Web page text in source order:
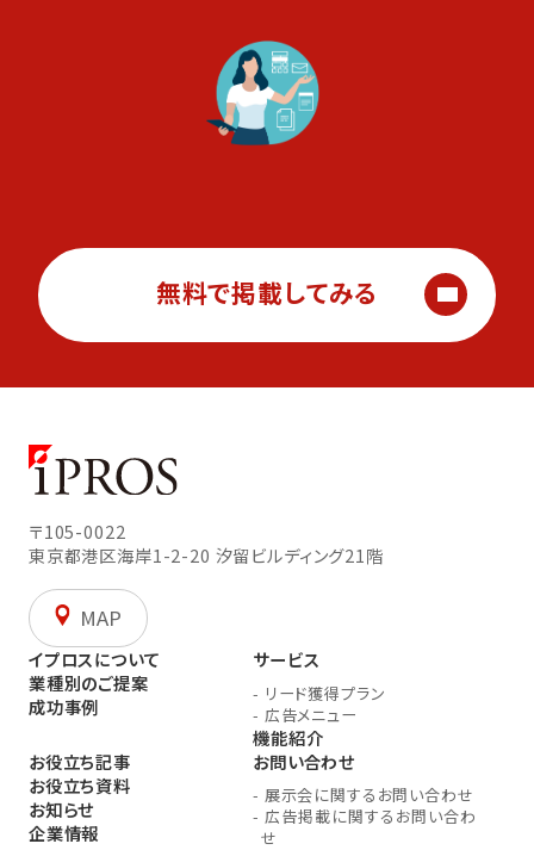
無料で掲載してみる
〒105-0022
東京都港区海岸1-2-20 汐留ビルディング21階
MAP
イプロスについて
業種別のご提案
成功事例
サービス
- リード獲得プラン
- 広告メニュー
機能紹介
お役立ち記事
お役立ち資料
お知らせ
企業情報
お問い合わせ
- 展示会に関するお問い合わせ
- 広告掲載に関するお問い合わ
せ